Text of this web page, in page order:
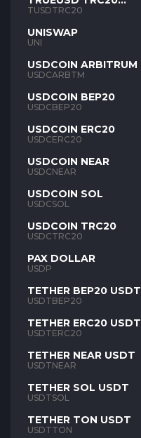
TUSD
TUSDTRC20
UNISWAP
UNI
USDCOIN ARBITRUM
USDCARBTM
USDCOIN BEP20
USDCBEP20
USDCOIN ERC20
USDCERC20
USDCOIN NEAR
USDCNEAR
USDCOIN SOL
USDCSOL
USDCOIN TRC20
USDCTRC20
PAX DOLLAR
USDP
TETHER BEP20 USDT
USDTBEP20
TETHER ERC20 USDT
USDTERC20
TETHER NEAR USDT
USDTNEAR
TETHER SOL USDT
USDTSOL
TETHER TON USDT
USDTTON